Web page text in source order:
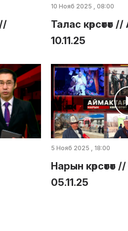
10 Нояб 2025 , 08:00
Талас көрсөтөт
10.11.25
5 Нояб 2025 , 18:00
Нарын
05.11.25